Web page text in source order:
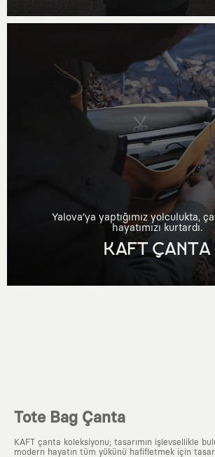
Yalova’ya yaptığımız yolculukta,
hayatımızı kurtardı.
KAFT ÇANTA
Tote Bag Çanta
KAFT çanta koleksiyonu; tasarımın işlevsellikle
modern hayatın tüm yükünü hafifletmek için